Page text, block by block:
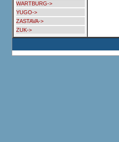
WARTBURG->
YUGO->
ZASTAVA->
ZUK->